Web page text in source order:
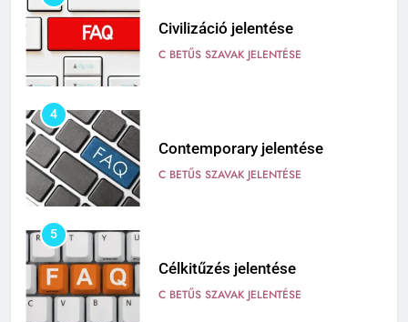
Civilizáció jelentése
C BETŰS SZAVAK JELENTÉSE
4
Contemporary jelentése
C BETŰS SZAVAK JELENTÉSE
5
Célkitűzés jelentése
C BETŰS SZAVAK JELENTÉSE